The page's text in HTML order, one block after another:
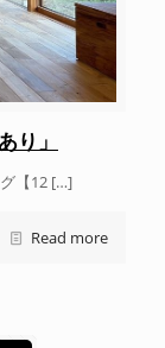
」
【12 […]
Read more